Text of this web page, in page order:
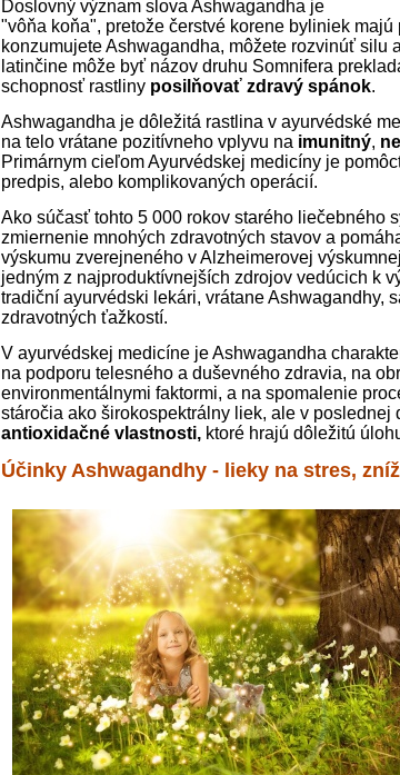
Doslovný význam slova Ashwagandha je
"vôňa koňa", pretože čerstvé korene byliniek
konzumujete Ashwagandha, môžete rozvinúť silu
latinčine môže byť názov druhu Somnifera
schopnosť rastliny posilňovať zdravý spánok.
Ashwagandha je dôležitá rastlina v ayurvédské
na telo vrátane pozitívneho vplyvu na imunitný,
Primárnym cieľom Ayurvédskej medicíny je
predpis, alebo komplikovaných operácií.
Ako súčasť tohto 5 000 rokov starého liečebného
zmiernenie mnohých zdravotných stavov a
výskumu zverejneného v Alzheimerovej
jedným z najproduktívnejších zdrojov vedúcich k
tradiční ayurvédski lekári, vrátane Ashwagandhy,
zdravotných ťažkostí.
V ayurvédskej medicíne je Ashwagandha
na podporu telesného a duševného zdravia, na
environmentálnymi faktormi, a na spomalenie
stáročia ako širokospektrálny liek, ale v poslednej
antioxidačné vlastnosti, ktoré hrajú dôležitú
Účinky Ashwagandhy - lieky na stres,